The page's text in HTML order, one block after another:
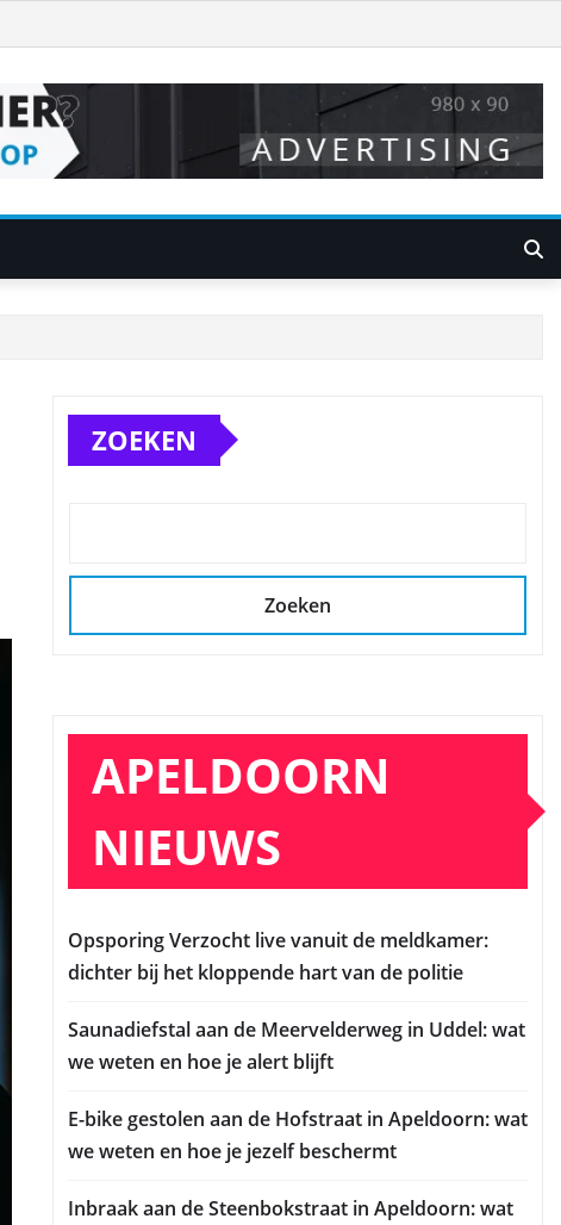
ZOEKEN
Zoeken
APELDOORN
NIEUWS
Opsporing Verzocht live vanuit de meldkamer:
dichter bij het kloppende hart van de politie
Saunadiefstal aan de Meervelderweg in Uddel: wat
we weten en hoe je alert blijft
E-bike gestolen aan de Hofstraat in Apeldoorn: wat
we weten en hoe je jezelf beschermt
Inbraak aan de Steenbokstraat in Apeldoorn: wat